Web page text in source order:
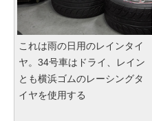
これは雨の日用のレインタイ
ヤ。34号車はドライ、レイン
とも横浜ゴムのレーシングタ
イヤを使用する